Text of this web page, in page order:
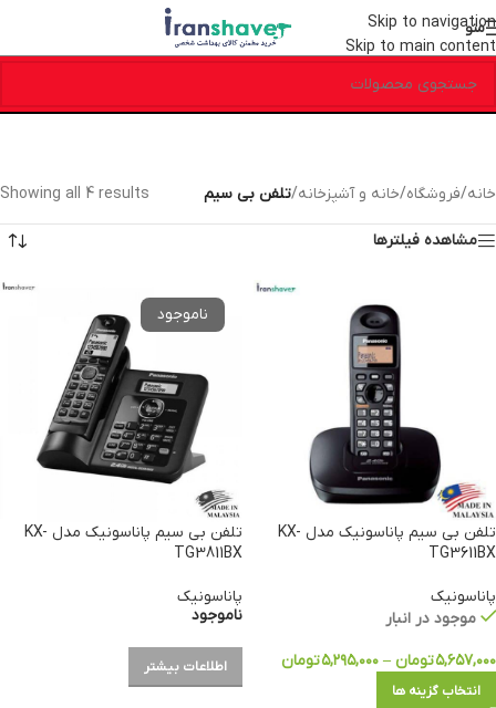
Skip to navigation
Skip to main content
منو
خانه/فروشگاه/خانه و آشپزخانه/تلفن بی سیم Showing all 4 results
مشاهده فیلترها
تلفن بی سیم پاناسونیک مدل KX-
TG3611BX
پاناسونیک
موجود در انبار
۵,۶۵۷,۰۰۰تومان – ۵,۲۹۵,۰۰۰تومان
انتخاب گزینه ها
تلفن بی سیم پاناسونیک مدل KX-
TG3811BX
پاناسونیک
ناموجود
اطلاعات بیشتر